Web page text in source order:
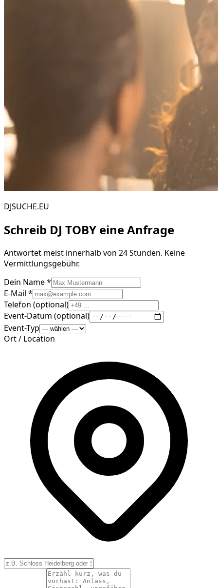
DJSUCHE.EU
Schreib DJ TOBY eine Anfrage
Antwortet meist innerhalb von 24 Stunden. Keine
Vermittlungsgebühr.
Dein Name *
E-Mail *
Telefon (optional)
Event-Datum (optional)
Event-Typ
Ort / Location